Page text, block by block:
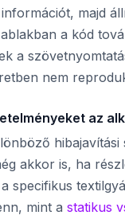
majd
a kód
a
nem
az
akkor is, ha
specifikus
mint a statikus